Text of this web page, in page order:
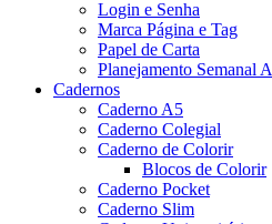
Login e Senha
Marca Página e Tag
Papel de Carta
Planejamento Semanal
Cadernos
Caderno A5
Caderno Colegial
Caderno de Colorir
Blocos de Colorir
Caderno Pocket
Caderno Slim